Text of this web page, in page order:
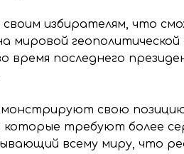
своим избирателям, что
мировой
последнего
свою
которые требуют более
всему миру, что